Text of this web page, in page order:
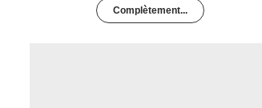
Complètement...